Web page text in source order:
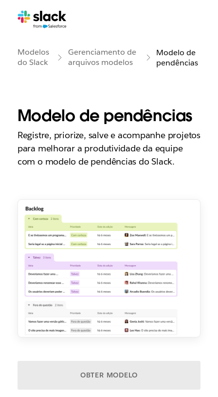
Modelos
do Slack
Gerenciamento de
arquivos modelos
Modelo de
pendências
Modelo de pendências
Registre, priorize, salve e acompanhe projetos
para melhorar a produtividade da equipe
com o modelo de pendências do Slack.
OBTER MODELO